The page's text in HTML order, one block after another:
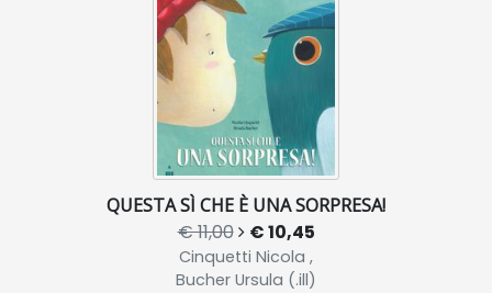
QUESTA SÌ CHE È UNA SORPRESA!
€ 11,00 € 10,45
Cinquetti Nicola ,
Bucher Ursula (.ill)